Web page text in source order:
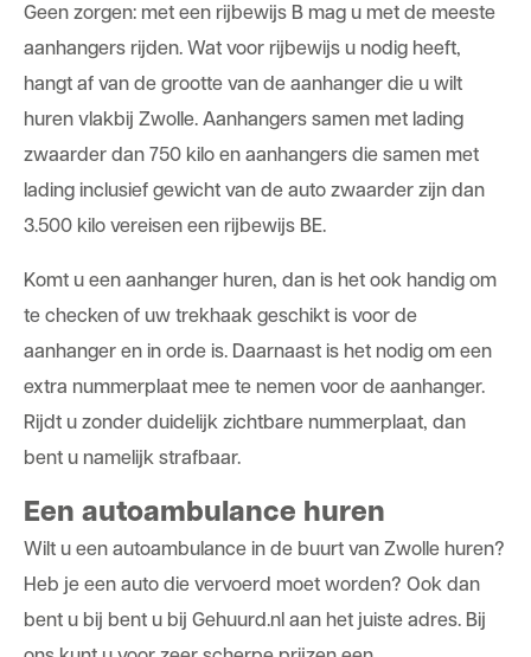
Geen zorgen: met een rijbewijs B mag u met de meeste
aanhangers rijden. Wat voor rijbewijs u nodig heeft,
hangt af van de grootte van de aanhanger die u wilt
huren vlakbij Zwolle. Aanhangers samen met lading
zwaarder dan 750 kilo en aanhangers die samen met
lading inclusief gewicht van de auto zwaarder zijn dan
3.500 kilo vereisen een rijbewijs BE.
Komt u een aanhanger huren, dan is het ook handig om
te checken of uw trekhaak geschikt is voor de
aanhanger en in orde is. Daarnaast is het nodig om een
extra nummerplaat mee te nemen voor de aanhanger.
Rijdt u zonder duidelijk zichtbare nummerplaat, dan
bent u namelijk strafbaar.
Een autoambulance huren
Wilt u een autoambulance in de buurt van Zwolle huren?
Heb je een auto die vervoerd moet worden? Ook dan
bent u bij bent u bij Gehuurd.nl aan het juiste adres. Bij